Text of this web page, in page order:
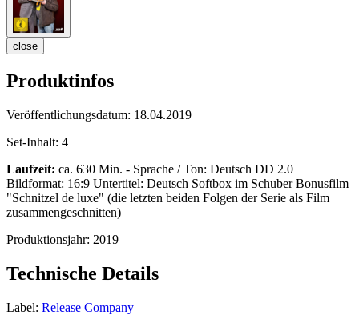
close
Produktinfos
Veröffentlichungsdatum: 18.04.2019
Set-Inhalt: 4
Laufzeit: ca. 630 Min. - Sprache / Ton: Deutsch DD 2.0
Bildformat: 16:9 Untertitel: Deutsch Softbox im Schuber Bonusfilm
"Schnitzel de luxe" (die letzten beiden Folgen der Serie als Film
zusammengeschnitten)
Produktionsjahr: 2019
Technische Details
Label: Release Company